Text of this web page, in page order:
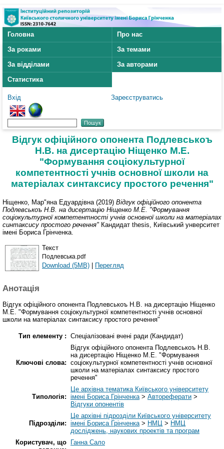
Головна
Про нас
За роками
За темами
За відділами
За авторами
Статистика
Вхід Зареєструватись
Відгук офіційного опонента Подлевськоъ
Н.В. на дисертацію Ніщенко М.Е.
"Формування соціокультурної
компетентності учнів основної школи на
матеріалах синтаксису простого речення"
Ніщенко, Мар"яна Едуардівна (2019) Відгук офіційного опонента
Подлевськоъ Н.В. на дисертацію Ніщенко М.Е. "Формування
соціокультурної компетентності учнів основної школи на матеріалах
синтаксису простого речення" Кандидат thesis, Київський унверситет
імені Бориса Грінченка.
Текст
Подлевська.pdf
Download (5MB) | Перегляд
Анотація
Відгук офіційного опонента Подлевськоъ Н.В. на дисертацію Ніщенко
М.Е. "Формування соціокультурної компетентності учнів основної
школи на матеріалах синтаксису простого речення"
Тип елементу : Спеціалізовані вчені ради (Кандидат)
Ключові слова:
Відгук офіційного опонента Подлевськоъ Н.В.
на дисертацію Ніщенко М.Е. "Формування
соціокультурної компетентності учнів основної
школи на матеріалах синтаксису простого
речення"
Типологія:
Це архівна тематика Київського університету
імені Бориса Грінченка> Автореферати >
Відгуки опонентів
Підрозділи:
Це архівні підрозділи Київського університету
імені Бориса Грінченка> НМЦ > НМЦ
досліджень, наукових проектів та програм
Користувач, що
Ганна Сало